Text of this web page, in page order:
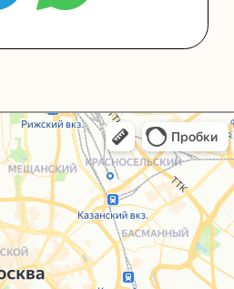
данных
ОНЛАЙН"
hevas